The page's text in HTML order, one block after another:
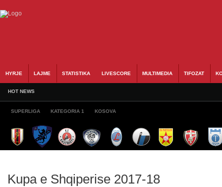
HYRJE LAJME STATISTIKA LIVESCORE MULTIMEDIA TIFOZAT
HOT NEWS
SUPERLIGA KATEGORIA 1 KOSOVA
Kupa e Shqiperise 2017-18